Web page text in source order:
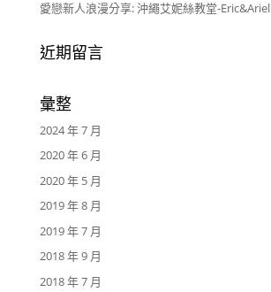
愛戀新人浪漫分享: 沖繩艾妮絲教堂-Eric&Ariel
近期留言
彙整
2024 年 7 月
2020 年 6 月
2020 年 5 月
2019 年 8 月
2019 年 7 月
2018 年 9 月
2018 年 7 月